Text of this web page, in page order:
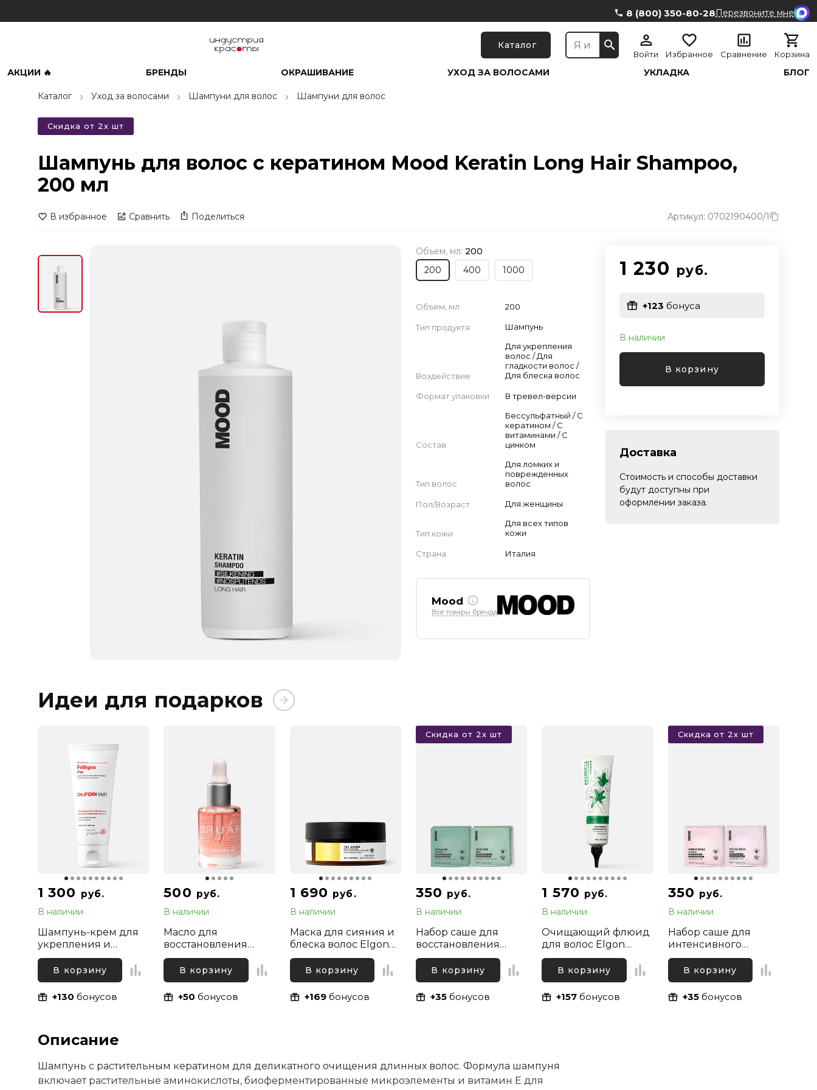
8 (800) 350-80-28Перезвоните мне
Каталог
Войти Избранное Сравнение Корзина
АКЦИИ 🔥 БРЕНДЫ ОКРАШИВАНИЕ УХОД ЗА ВОЛОСАМИ УКЛАДКА БЛОГ
Каталог Уход за волосами Шампуни для волос Шампуни для волос
Скидка от 2х шт
Шампунь для волос с кератином Mood Keratin Long Hair Shampoo,
200 мл
В избранное Сравнить Поделиться Артикул: 0702190400/1
Объем, мл: 200
200
400 1000
Объем, мл 200
Тип продукта Шампунь
Воздействие
Для укрепления
волос / Для
гладкости волос /
Для блеска волос
Формат упаковки В тревел-версии
Состав
Бессульфатный / С
кератином / С
витаминами / С
цинком
Тип волос
Для ломких и
поврежденных
волос
Пол/Возраст Для женщины
Тип кожи
Для всех типов
кожи
Страна Италия
Mood
Все товары бренда
1 230 руб.
+123 бонуса
В наличии
В корзину
Доставка
Стоимость и способы доставки
будут доступны при
оформлении заказа.
Идеи для подарков
1 300 руб.
В наличии
Шампунь-крем для
укрепления и
стимуляции роста
волос против
жирности и перхоти
Folligen Plus Dr. For
В корзину
+130 бонусов
500 руб.
В наличии
Масло для
восстановления
ногтей и увлажнения
кутикулы сухое
Монарда Bruar, 11мл
В корзину
+50 бонусов
1 690 руб.
В наличии
Маска для сияния и
блеска волос Elgon
Yes Shine Extra Glow
Mask, 100 мл
В корзину
+169бонусов
350 руб.
В наличии
Набор саше для
восстановления
волос (шампунь и
маска) Mood Ultra
Care, 2х10 мл + 2х10
мл
В корзину
+35бонусов
Скидка от 2х шт
1 570 руб.
В наличии
Очищающий флюид
для волос Elgon
Primaria
Dermopeeling
Treatment, 150 мл
В корзину
+157 бонусов
350 руб.
В наличии
Набор саше для
интенсивного
восстановления
сухих и
поврежденных волос
(шампунь и маска)
Mood Intense Repair,
В корзину
+35бонусов
Скидка от 2х шт
Описание
Шампунь с растительным кератином для деликатного очищения длинных волос. Формула шампуня
включает растительные аминокислоты, биоферментированные микроэлементы и витамин Е для